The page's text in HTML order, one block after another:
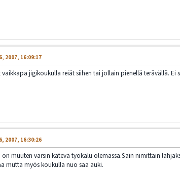
2007, 16:09:17
vaikkapa jigikoukulla reiät siihen tai jollain pienellä terävällä. Ei
2007, 16:30:26
on muuten varsin kätevä työkalu olemassa.Sain nimittäin
mutta myös koukulla nuo saa auki.